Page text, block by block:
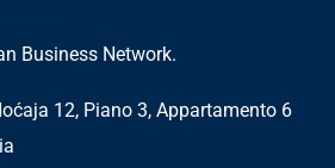
Business Network.
12, Piano 3, Appartamento 6